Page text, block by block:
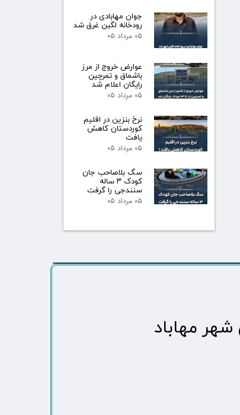
جوان مهابادی در
رودخانه لگبن غرق شد
۰۵ مرداد ۰۵
عوارض خروج از مرز
باشماق و تمرچین
رایگان اعلام شد
۰۵ مرداد ۰۵
نرخ بنزین در اقلیم
کوردستان کاهش
یافت
۰۵ مرداد ۰۵
سگ بلاصاحب جان
کودک ۳ ساله
سنندجی را گرفت
۰۵ مرداد ۰۵